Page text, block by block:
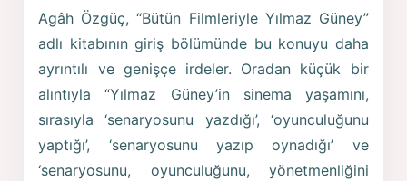
Agâh Özgüç, “Bütün Filmleriyle Yılmaz Güney”
adlı kitabının giriş bölümünde bu konuyu daha
ayrıntılı ve genişçe irdeler. Oradan küçük bir
alıntıyla “Yılmaz Güney’in sinema yaşamını,
sırasıyla ‘senaryosunu yazdığı’, ‘oyunculuğunu
yaptığı’, ‘senaryosunu yazıp oynadığı’ ve
‘senaryosunu, oyunculuğunu, yönetmenliğini